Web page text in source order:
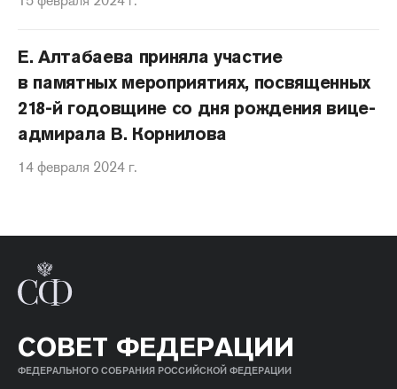
Е. Алтабаева приняла участие
в памятных мероприятиях, посвященных
218-й годовщине со дня рождения вице-
адмирала В. Корнилова
14 февраля 2024 г.
СОВЕТ ФЕДЕРАЦИИ
ФЕДЕРАЛЬНОГО СОБРАНИЯ РОССИЙСКОЙ ФЕДЕРАЦИИ